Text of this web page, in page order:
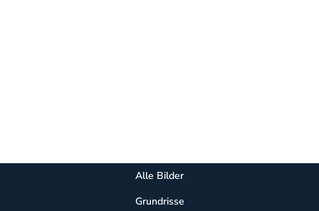
Alle Bilder
Grundrisse